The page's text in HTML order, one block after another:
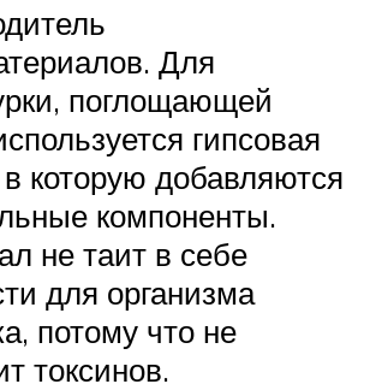
Для
поглощающей
гипсовая
которую добавляются
компоненты.
не таит в себе
для организма
потому что не
токсинов.